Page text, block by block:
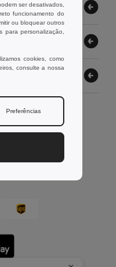
ser desativados,
funcionamento do
ou bloquear outros
para personalização,
cookies, como
consulte a nossa
Preferências